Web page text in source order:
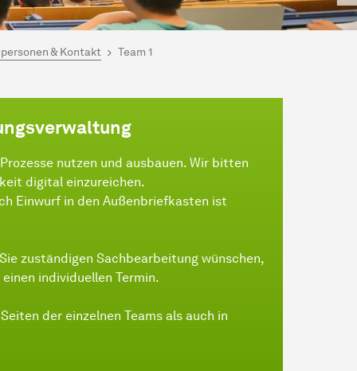
& Kontakt Team 1
nutzen und ausbauen. Wir bitten
digital einzureichen.
Einwurf in den Außenbriefkasten ist
zuständigen Sachbearbeitung wünschen,
individuellen Termin.
der einzelnen Teams als auch in